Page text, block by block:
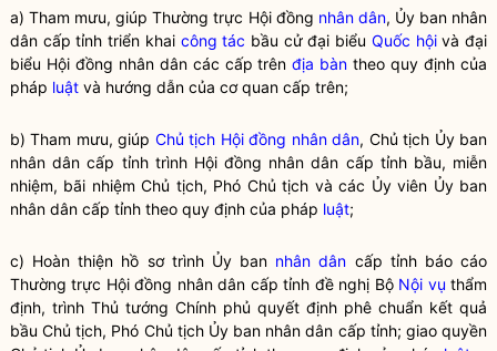
a) Tham mưu, giúp Thường trực Hội đồng nhân dân, Ủy ban nhân
dân cấp tỉnh triển khai công tác bầu cử đại biểu Quốc hộivà đại
biểu Hội đồng nhân dâncác cấp trênđịa bàn theo quy định của
pháp luật và hướng dẫn của cơ quan cấp trên;
b) Tham mưu, giúp Chủ tịch Hội đồng nhân dân, Chủ tịch Ủy ban
nhân dân cấp tỉnh trình Hội đồng nhân dân cấp tỉnh bầu, miễn
nhiệm, bãi nhiệm Chủ tịch, Phó Chủ tịch và các Ủy viên Ủy ban
nhân dân cấp tỉnh theo quy định của pháp luật;
c) Hoàn thiện hồ sơ trình Ủy ban nhân dân cấp tỉnh báo cáo
Thường trực Hội đồng nhân dân cấp tỉnh đề nghị Bộ Nội vụ thẩm
định, trình Thủ tướng Chính phủ quyết định phê chuẩn kết quả
bầu Chủ tịch, Phó Chủ tịch Ủy ban nhân dân cấp tỉnh; giao quyền